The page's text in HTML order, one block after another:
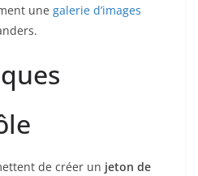
une galerie d’images
de créer un jeton de